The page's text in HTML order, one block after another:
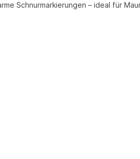
Schnurmarkierungen – ideal für